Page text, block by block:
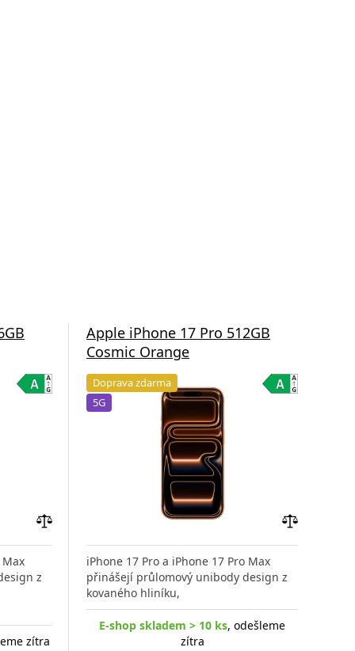
porovnání
Max
z
zítra
Apple iPhone 17 Pro 512GB
Cosmic Orange
Doprava zdarma
5G
iPhone 17 Pro a iPhone 17 Pro Max
přinášejí průlomový unibody design z
kovaného hliníku,
E-shop skladem > 10 ks, odešleme
zítra